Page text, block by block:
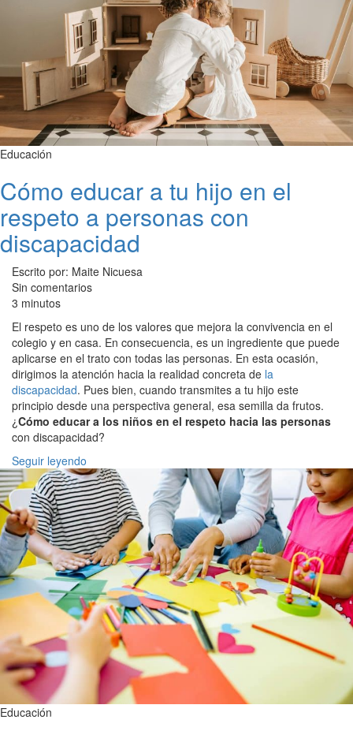
Educación
Cómo educar a tu hijo en el
respeto a personas con
discapacidad
Escrito por: Maite Nicuesa
Sin comentarios
3 minutos
El respeto es uno de los valores que mejora la convivencia en el
colegio y en casa. En consecuencia, es un ingrediente que puede
aplicarse en el trato con todas las personas. En esta ocasión,
dirigimos la atención hacia la realidad concreta de la
discapacidad. Pues bien, cuando transmites a tu hijo este
principio desde una perspectiva general, esa semilla da frutos.
¿Cómo educar a los niños en el respeto hacia las personas
con discapacidad?
Seguir leyendo
Educación